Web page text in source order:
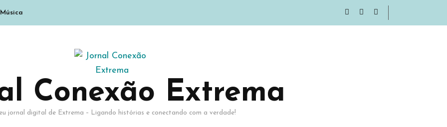
Música
Conexão Extrema
jornal digital de Extrema – Ligando histórias e conectando com a verdade!